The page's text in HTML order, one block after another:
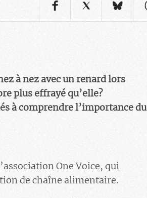
à nez avec un renard lors
plus effrayé qu’elle?
à comprendre l’importance du
One Voice, qui
de chaîne alimentaire.